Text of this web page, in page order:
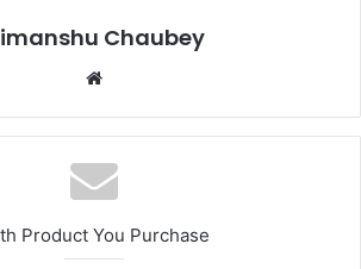
Chaubey
Product You Purchase